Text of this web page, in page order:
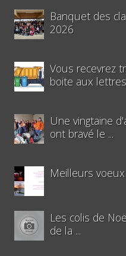
Banquet des
2026
Vous recevrez
boite aux lettres
Une vingtaine
ont bravé le ...
Meilleurs
Les colis de
de la ...